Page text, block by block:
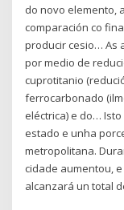
do novo elemento,
comparación co
producir cesio… As
por medio de
cuprotitanio
ferrocarbonado
eléctrica) e do…
estado e unha
metropolitana.
cidade aumentou,
alcanzará un total